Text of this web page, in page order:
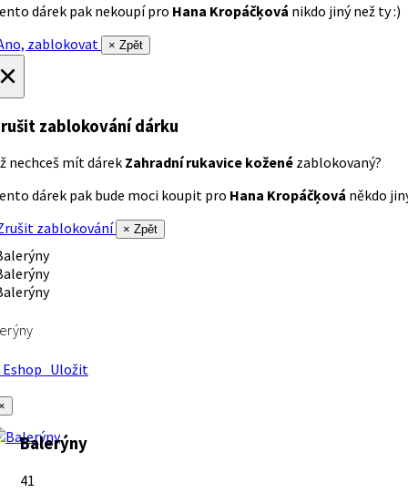
dárek pak nekoupí pro Hana Kropáčķová nikdo jiný než ty :)
zablokovat
× Zpět
zablokování dárku
nechceš mít dárek Zahradní rukavice kožené zablokovaný?
dárek pak bude moci koupit pro Hana Kropáčķová někdo
zablokování
× Zpět
Uložit
Balerýny
41